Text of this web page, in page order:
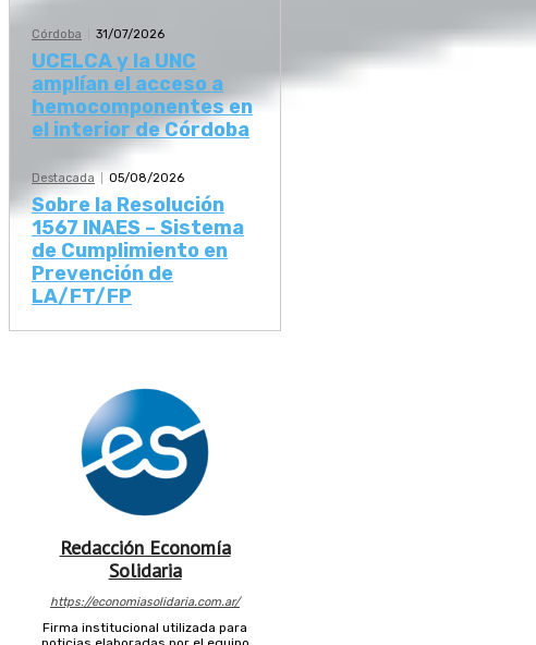
Córdoba 31/07/2026
UCELCA y la UNC
amplían el acceso a
hemocomponentes en
el interior de Córdoba
Destacada 05/08/2026
Sobre la Resolución
1567 INAES – Sistema
de Cumplimiento en
Prevención de
LA/FT/FP
Redacción Economía
Solidaria
https://economiasolidaria.com.ar/
Firma institucional utilizada para